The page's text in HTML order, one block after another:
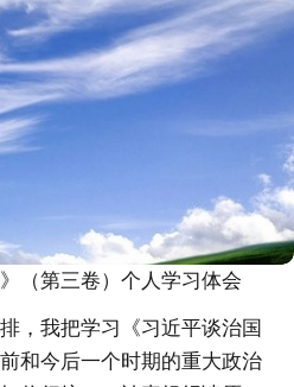
（第三卷）个人学习体会
，我把学习《习近平谈治国
和今后一个时期的重大政治